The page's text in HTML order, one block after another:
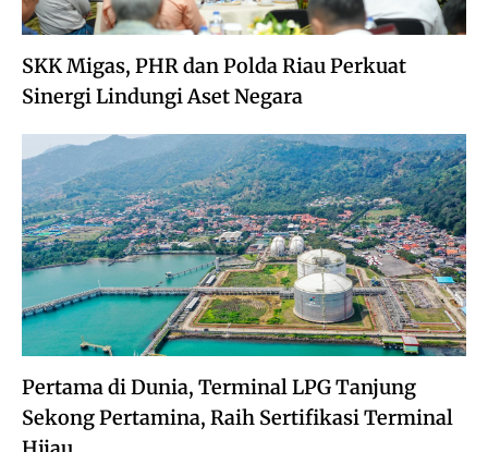
SKK Migas, PHR dan Polda Riau Perkuat
Sinergi Lindungi Aset Negara
Pertama di Dunia, Terminal LPG Tanjung
Sekong Pertamina, Raih Sertifikasi Terminal